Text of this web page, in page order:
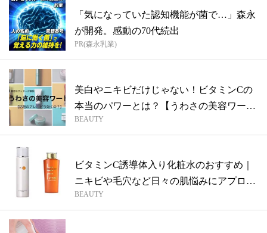
「気になっていた認知機能が菌で…」森永
が開発。感動の70代続出
PR(森永乳業)
美白やニキビだけじゃない！ビタミンCの
本当のパワーとは？【うわさの美容ワー
ド】
BEAUTY
ビタミンC誘導体入り化粧水のおすすめ｜
ニキビや毛穴など日々の肌悩みにアプロー
チ！
BEAUTY